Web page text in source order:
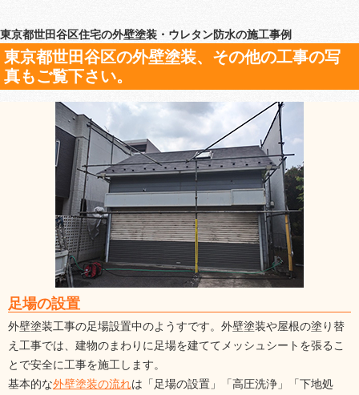
東京都世田谷区住宅の外壁塗装・ウレタン防水の施工事例
東京都世田谷区の外壁塗装、その他の工事の写
真もご覧下さい。
足場の設置
外壁塗装工事の足場設置中のようすです。外壁塗装や屋根の塗り替
え工事では、建物のまわりに足場を建ててメッシュシートを張るこ
とで安全に工事を施工します。
基本的な外壁塗装の流れは「足場の設置」「高圧洗浄」「下地処